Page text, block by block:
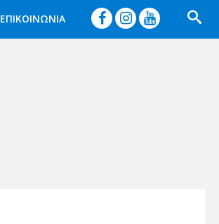
ΕΠΙΚΟΙΝΩΝΙΑ    